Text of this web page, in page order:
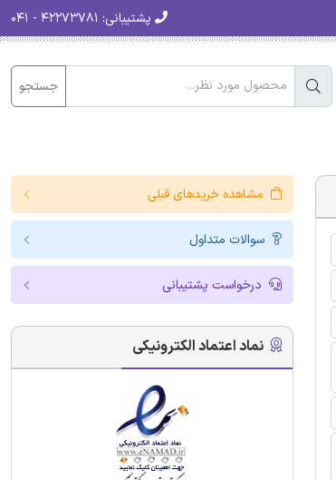
پشتیبانی:
جستجو
مشاهده خریدهای قبلی
سوالات متداول
درخواست پشتیبانی
نماد اعتماد الکترونیکی